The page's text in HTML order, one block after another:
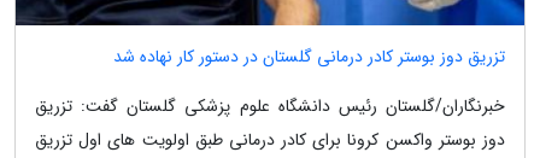
تزریق دوز بوستر کادر درمانی گلستان در دستور کار نهاده شد
خبرنگاران/گلستان رئیس دانشگاه علوم پزشکی گلستان گفت: تزریق
دوز بوستر واکسن کرونا برای کادر درمانی طبق اولویت های اول تزریق